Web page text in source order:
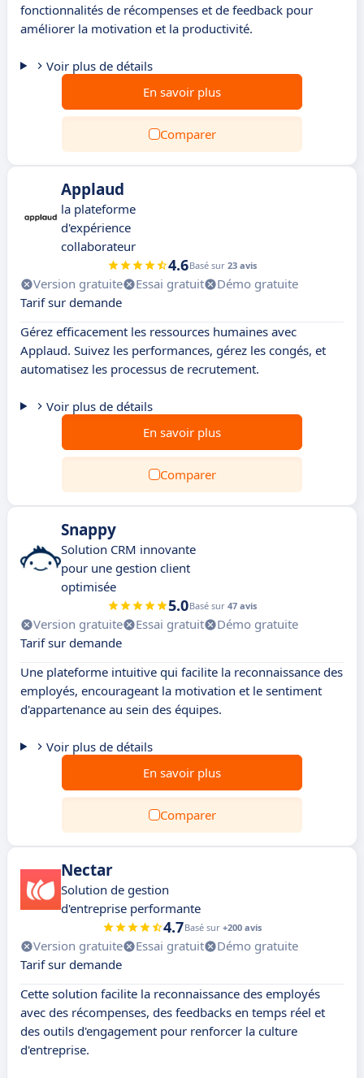
fonctionnalités de récompenses et de feedback pour
améliorer la motivation et la productivité.
Voir plus de détails
En savoir plus
Comparer
Applaud
la plateforme
d'expérience
collaborateur
4.6Basé sur 23 avis
Version gratuite Essai gratuit
Démo gratuite
Tarif sur demande
Gérez efficacement les ressources humaines avec
Applaud. Suivez les performances, gérez les congés, et
automatisez les processus de recrutement.
Voir plus de détails
En savoir plus
Comparer
Snappy
Solution CRM innovante
pour une gestion client
optimisée
5.0Basé sur 47 avis
Version gratuite Essai gratuit
Démo gratuite
Tarif sur demande
Une plateforme intuitive qui facilite la reconnaissance des
employés, encourageant la motivation et le sentiment
d'appartenance au sein des équipes.
Voir plus de détails
En savoir plus
Comparer
Nectar
Solution de gestion
d'entreprise performante
4.7Basé sur +200 avis
Version gratuite Essai gratuit
Démo gratuite
Tarif sur demande
Cette solution facilite la reconnaissance des employés
avec des récompenses, des feedbacks en temps réel et
des outils d'engagement pour renforcer la culture
d'entreprise.